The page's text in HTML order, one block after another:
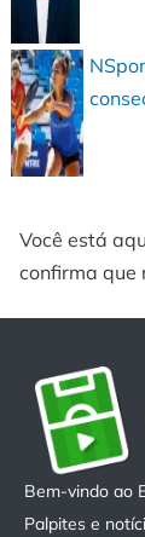
Você está
confirma que
Bem-vindo ao
Palpites e